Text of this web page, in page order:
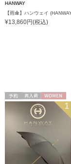
HANWAY
¥13,860円(税込)
予約 再入荷 WOMEN 1